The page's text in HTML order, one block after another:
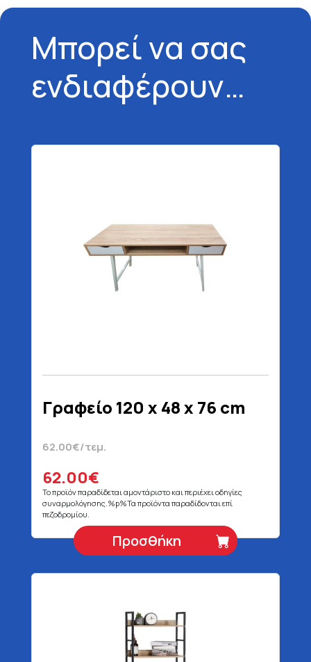
Μπορεί να σας
ενδιαφέρουν…
Γραφείο 120 x 48 x 76 cm
62.00€/τεμ.
62.00€
Το προϊόν παραδίδεται αμοντάριστο και περιέχει οδηγίες
συναρμολόγησης.%p%Τα προϊόντα παραδίδονται επί
πεζοδρομίου.
Προσθήκη